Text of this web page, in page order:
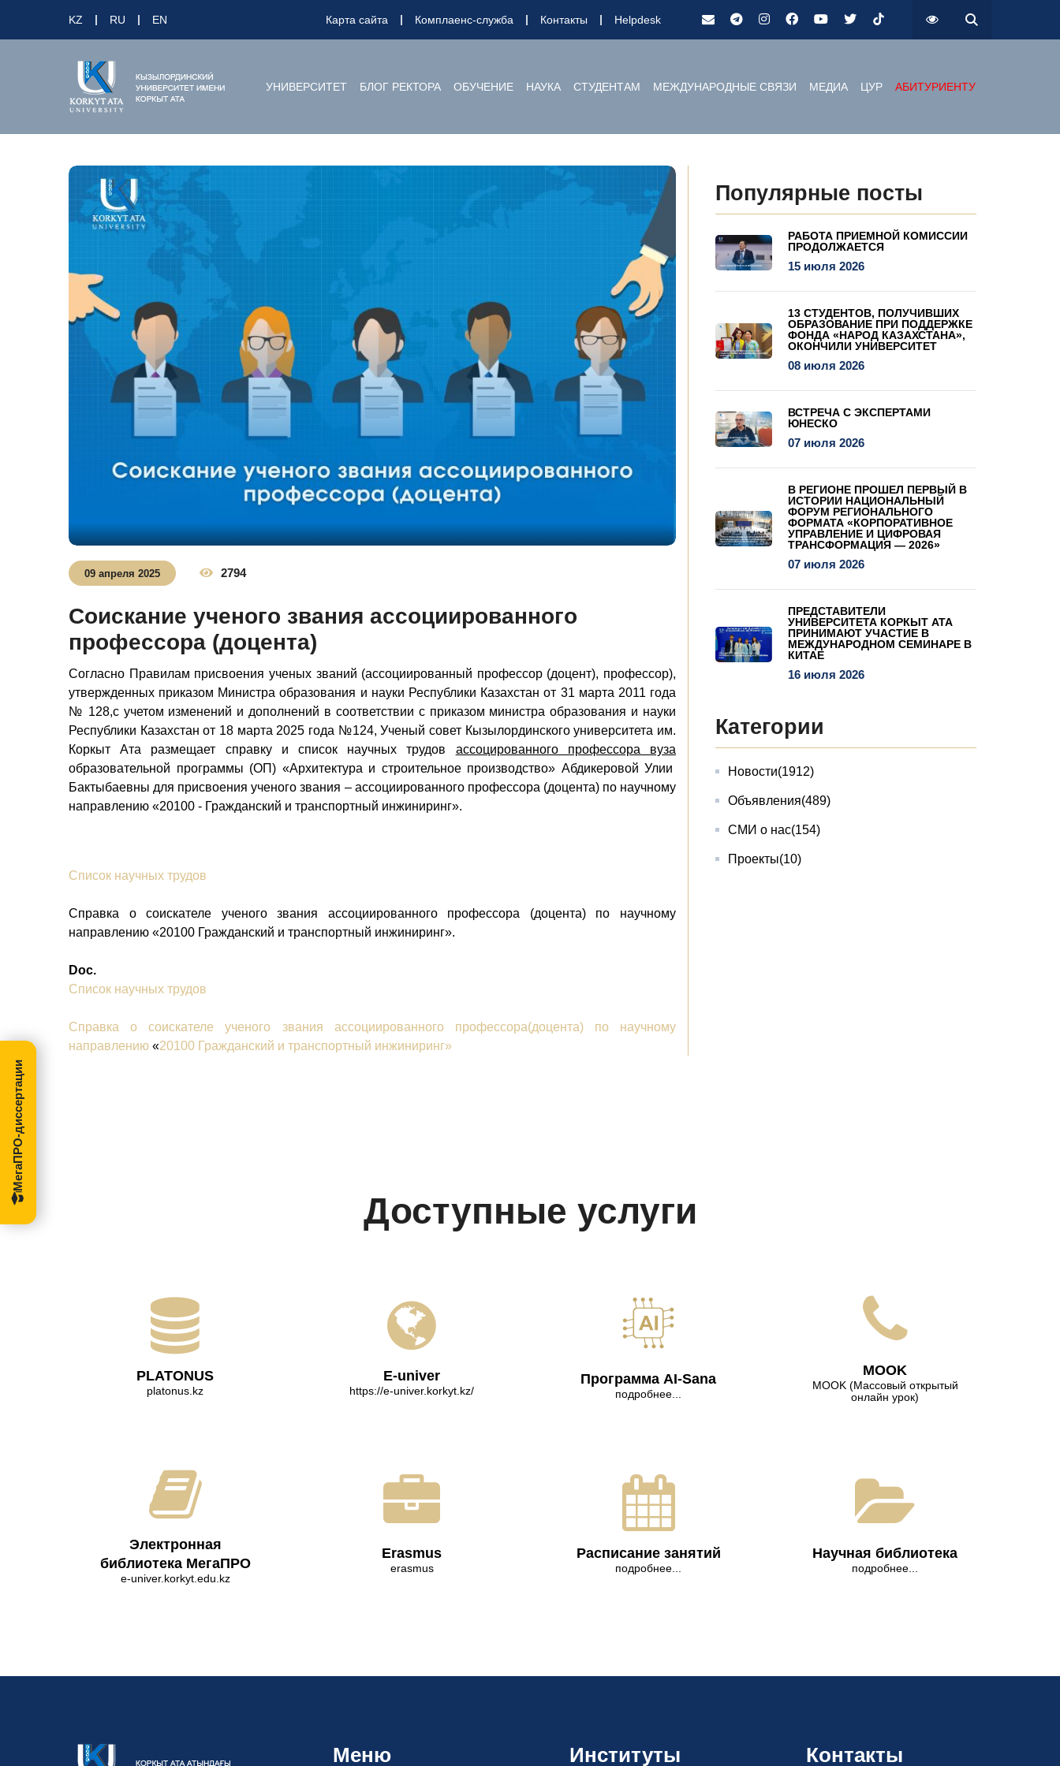
KZ RU EN Карта сайта Комплаенс-служба Контакты Helpdesk
УНИВЕРСИТЕТ БЛОГ РЕКТОРА ОБУЧЕНИЕ НАУКА СТУДЕНТАМ МЕЖДУНАРОДНЫЕ СВЯЗИ МЕДИА ЦУР АБИТУРИЕНТУ
09 апреля 2025 2794
Соискание ученого звания ассоциированного
профессора (доцента)
Согласно Правилам присвоения ученых званий (ассоциированный профессор (доцент), профессор),
утвержденных приказом Министра образования и науки Республики Казахстан от 31 марта 2011 года
№ 128,с учетом изменений и дополнений в соответствии с приказом министра образования и науки
Республики Казахстан от 18 марта 2025 года №124, Ученый совет Кызылординского университета им.
Коркыт Ата размещает справку и список научных трудов ассоцированного профессора вуза
образовательной программы (ОП) «Архитектура и строительное производство» Абдикеровой Улии
Бактыбаевны для присвоения ученого звания – ассоциированного профессора (доцента) по научному
направлению «20100 - Гражданский и транспортный инжиниринг».
Список научных трудов
Справка о соискателе ученого звания ассоциированного профессора (доцента) по научному
направлению «20100 Гражданский и транспортный инжиниринг».
Doc.
Список научных трудов
Справка о соискателе ученого звания ассоциированного профессора(доцента) по научному
направлению «20100 Гражданский и транспортный инжиниринг»
Популярные посты
РАБОТА ПРИЕМНОЙ КОМИССИИ
ПРОДОЛЖАЕТСЯ
15 июля 2026
13 СТУДЕНТОВ, ПОЛУЧИВШИХ
ОБРАЗОВАНИЕ ПРИ ПОДДЕРЖКЕ
ФОНДА «НАРОД КАЗАХСТАНА»,
ОКОНЧИЛИ УНИВЕРСИТЕТ
08 июля 2026
ВСТРЕЧА С ЭКСПЕРТАМИ
ЮНЕСКО
07 июля 2026
В РЕГИОНЕ ПРОШЕЛ ПЕРВЫЙ В
ИСТОРИИ НАЦИОНАЛЬНЫЙ
ФОРУМ РЕГИОНАЛЬНОГО
ФОРМАТА «КОРПОРАТИВНОЕ
УПРАВЛЕНИЕ И ЦИФРОВАЯ
ТРАНСФОРМАЦИЯ — 2026»
07 июля 2026
ПРЕДСТАВИТЕЛИ
УНИВЕРСИТЕТА КОРКЫТ АТА
ПРИНИМАЮТ УЧАСТИЕ В
МЕЖДУНАРОДНОМ СЕМИНАРЕ В
КИТАЕ
16 июля 2026
Категории
Новости(1912)
Объявления(489)
СМИ о нас(154)
Проекты(10)
Доступные услуги
PLATONUS
platonus.kz
E-univer
https://e-univer.korkyt.kz/
Программа AI-Sana
подробнее...
МООK
МООK (Массовый открытый
онлайн урок)
Электронная
библиотека МегаПРО
e-univer.korkyt.edu.kz
Erasmus
erasmus
Расписание занятий
подробнее...
Научная библиотека
подробнее...
Меню Институты Контакты
МегаПРО-диссертации